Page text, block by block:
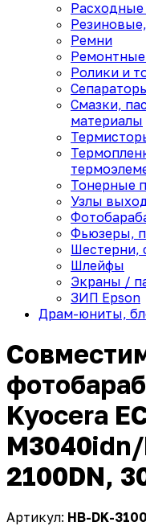
Расходные
Ремни
Ролики и
Смазки,
материалы
Тонерные
Узлы
Фьюзеры,
Шестерни,
Шлейфы
Экраны /
ЗИП Epson
Драм-юниты,
Kyocera
2100DN,
Артикул: HB-DK-3100